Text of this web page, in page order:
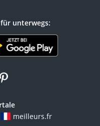
unterwegs:
meilleurs.fr